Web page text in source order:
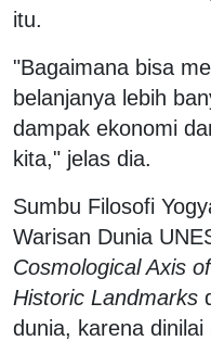
itu.
"Bagaimana bisa
belanjanya lebih
dampak ekonomi
kita," jelas dia.
Sumbu Filosofi
Warisan Dunia
Cosmological Axis
Historic Landmarks
dunia, karena